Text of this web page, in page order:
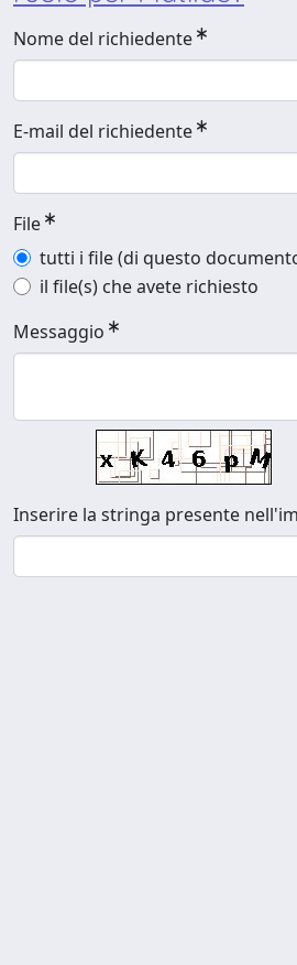
Nome del richiedente
E-mail del richiedente
File
tutti i file (di questo
il file(s) che avete richiesto
Messaggio
Inserire la stringa presente